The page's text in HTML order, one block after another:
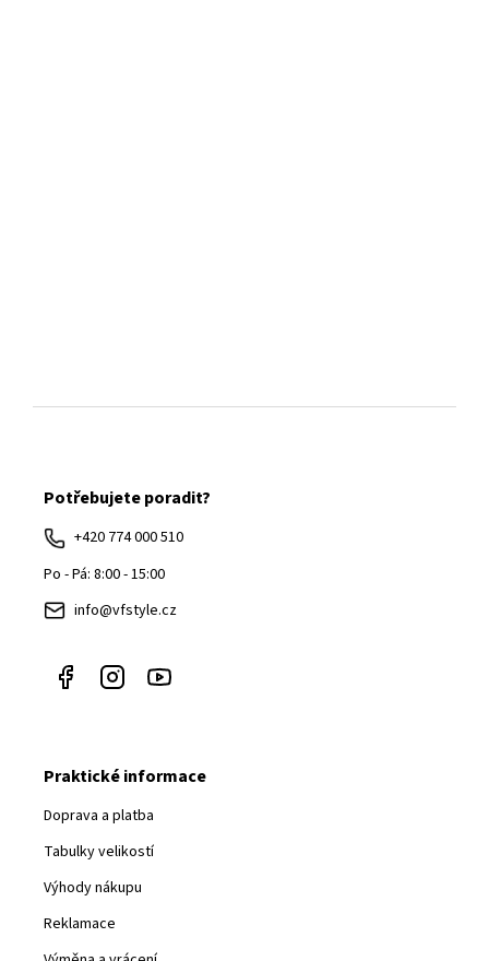
Potřebujete poradit?
+420 774 000 510
Po - Pá: 8:00 - 15:00
info@vfstyle.cz
Praktické informace
Doprava a platba
Tabulky velikostí
Výhody nákupu
Reklamace